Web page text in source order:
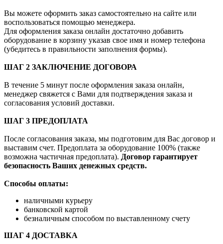
Вы можете оформить заказ самостоятельно на сайте или
воспользоваться помощью менеджера.
Для оформления заказа онлайн достаточно добавить
оборудование в корзину указав свое имя и номер телефона
(убедитесь в правильности заполнения формы).
ШАГ 2 ЗАКЛЮЧЕНИЕ ДОГОВОРА
В течение 5 минут после оформления заказа онлайн,
менеджер свяжется с Вами для подтверждения заказа и
согласования условий доставки.
ШАГ 3 ПРЕДОПЛАТА
После согласования заказа, мы подготовим для Вас договор и
выставим счет. Предоплата за оборудование 100% (также
возможна частичная предоплата). Договор гарантирует
безопасность Ваших денежных средств.
Способы оплаты:
наличными курьеру
банковской картой
безналичным способом по выставленному счету
ШАГ 4 ДОСТАВКА